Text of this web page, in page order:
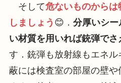
そして危ないものから
しましょう 😊． 分厚いシー
い材質を用いれば銃弾でさ
す．銃弾も放射線もエネ
蔽には検査室の部屋の壁